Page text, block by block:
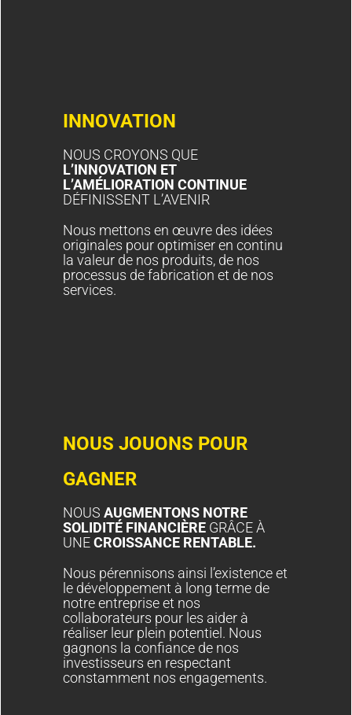
INNOVATION
NOUS CROYONS QUE
L’INNOVATION ET
L’AMÉLIORATION CONTINUE
DÉFINISSENT L’AVENIR
Nous mettons en œuvre des idées
originales pour optimiser en continu
la valeur de nos produits, de nos
processus de fabrication et de nos
services.
NOUS JOUONS POUR
GAGNER
NOUS AUGMENTONS NOTRE
SOLIDITÉ FINANCIÈRE GRÂCE À
UNECROISSANCE RENTABLE.
Nous pérennisons ainsi l’existence et
le développement à long terme de
notre entreprise et nos
collaborateurs pour les aider à
réaliser leur plein potentiel. Nous
gagnons la confiance de nos
investisseurs en respectant
constamment nos engagements.